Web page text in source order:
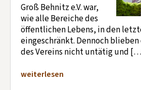
Groß Behnitz e.V. war,
wie alle Bereiche des
öffentlichen Lebens, in den
eingeschränkt. Dennoch
des Vereins nicht untätig und
weiterlesen